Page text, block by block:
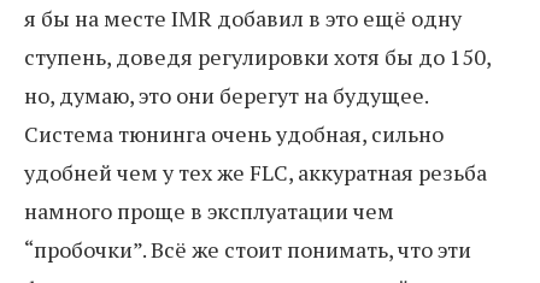
я бы на месте IMR добавил в это ещё одну
ступень, доведя регулировки хотя бы до 150,
но, думаю, это они берегут на будущее.
Система тюнинга очень удобная, сильно
удобней чем у тех же FLC, аккуратная резьба
намного проще в эксплуатации чем
“пробочки”. Всё же стоит понимать, что эти